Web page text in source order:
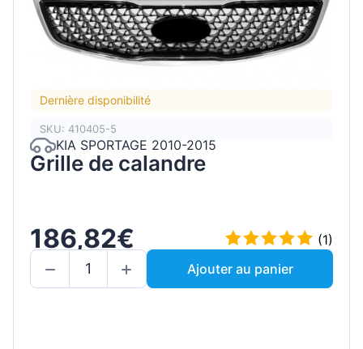
Dernière disponibilité
SKU: 410405-5
KIA SPORTAGE 2010-2015
Grille de calandre
186,82€
(1)
Ajouter au panier